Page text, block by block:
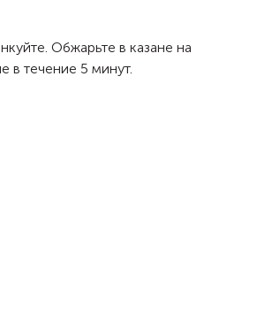
Обжарьте в казане на
в течение 5 минут.